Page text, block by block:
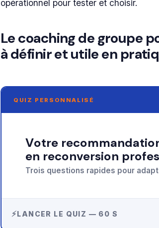
opérationnel pour tester et choisir.
Le coaching de groupe
à définir et utile en
QUIZ PERSONNALISÉ
Votre recommandation sur coaching de groupe
en reconversion
Trois questions rapides pour
LANCER LE QUIZ — 60 S